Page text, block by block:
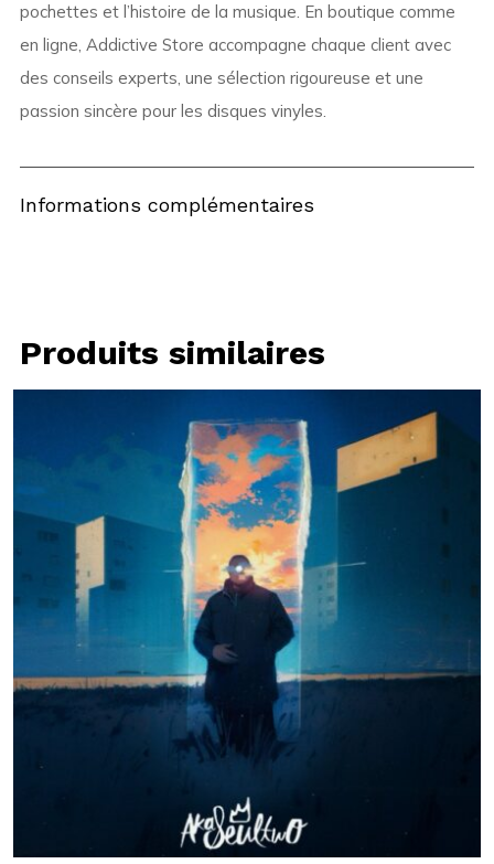
pochettes et l’histoire de la musique. En boutique comme
en ligne, Addictive Store accompagne chaque client avec
des conseils experts, une sélection rigoureuse et une
passion sincère pour les disques vinyles.
Informations complémentaires
Produits similaires